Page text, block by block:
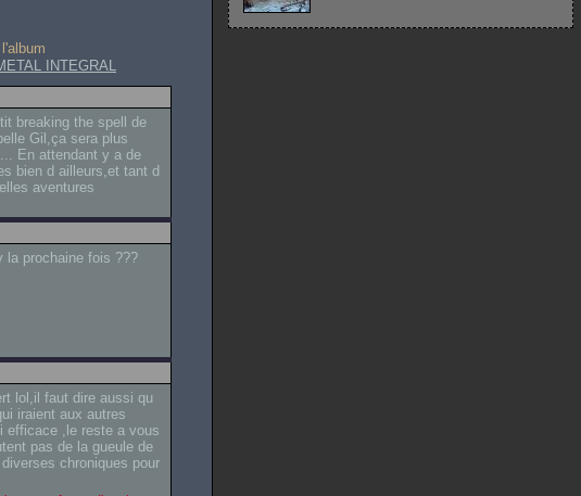
INTEGRAL
breaking the spell de
Gil,ça sera plus
En attendant y a de
bien d ailleurs,et tant d
aventures
la prochaine fois ???
lol,il faut dire aussi qu
iraient aux autres
efficace ,le reste a vous
pas de la gueule de
chroniques pour